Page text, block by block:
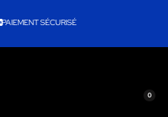
PAIEMENT SÉCURISÉ
0